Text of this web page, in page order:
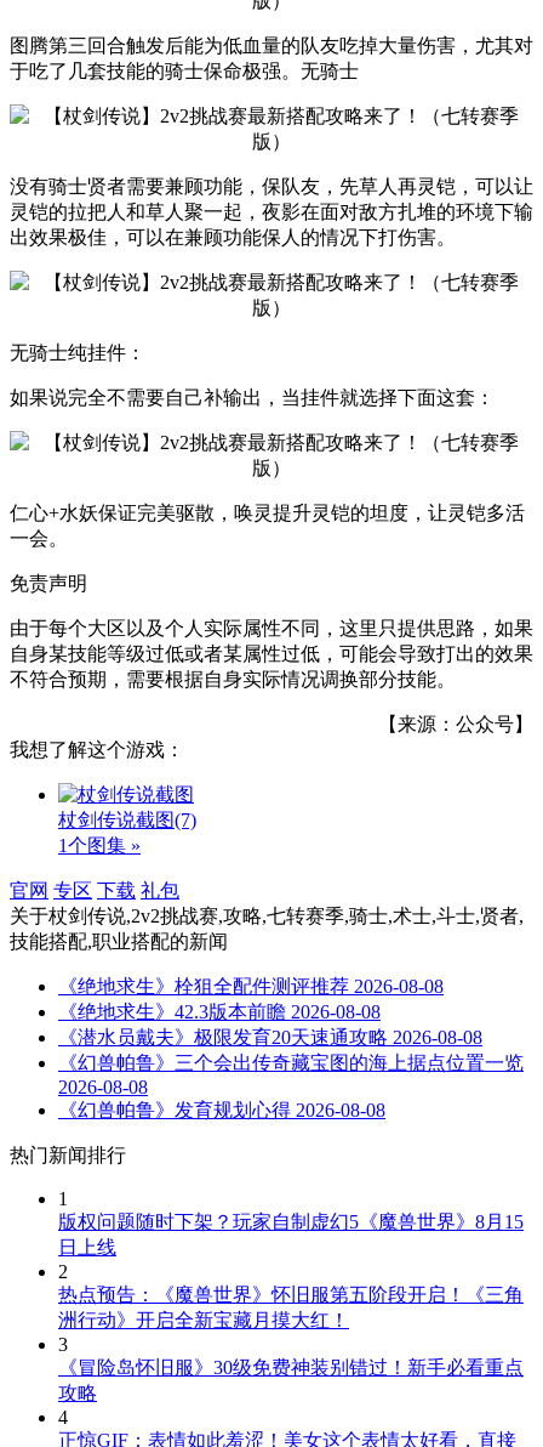
图腾第三回合触发后能为低血量的队友吃掉大量伤害，尤其对
于吃了几套技能的骑士保命极强。无骑士
没有骑士贤者需要兼顾功能，保队友，先草人再灵铠，可以让
灵铠的拉把人和草人聚一起，夜影在面对敌方扎堆的环境下输
出效果极佳，可以在兼顾功能保人的情况下打伤害。
无骑士纯挂件：
如果说完全不需要自己补输出，当挂件就选择下面这套：
仁心+水妖保证完美驱散，唤灵提升灵铠的坦度，让灵铠多活
一会。
免责声明
由于每个大区以及个人实际属性不同，这里只提供思路，如果
自身某技能等级过低或者某属性过低，可能会导致打出的效果
不符合预期，需要根据自身实际情况调换部分技能。
【来源：公众号】
我想了解这个游戏：
杖剑传说截图(7)
1个图集 »
官网 专区 下载 礼包
关于杖剑传说,2v2挑战赛,攻略,七转赛季,骑士,术士,斗士,贤者,
技能搭配,职业搭配的新闻
《绝地求生》栓狙全配件测评推荐 2026-08-08
《绝地求生》42.3版本前瞻 2026-08-08
《潜水员戴夫》极限发育20天速通攻略 2026-08-08
《幻兽帕鲁》三个会出传奇藏宝图的海上据点位置一览
2026-08-08
《幻兽帕鲁》发育规划心得 2026-08-08
热门新闻排行
1
版权问题随时下架？玩家自制虚幻5《魔兽世界》8月15
日上线
2
热点预告：《魔兽世界》怀旧服第五阶段开启！《三角
洲行动》开启全新宝藏月摸大红！
3
《冒险岛怀旧服》30级免费神装别错过！新手必看重点
攻略
4
正惊GIF：表情如此羞涩！美女这个表情太好看，直接